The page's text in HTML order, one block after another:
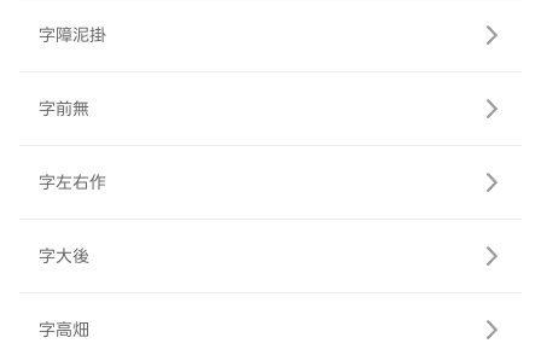
字障泥掛
字前無
字左右作
字大後
字高畑